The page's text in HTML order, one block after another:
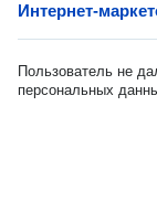
Интернет-
Пользователь не
персональных